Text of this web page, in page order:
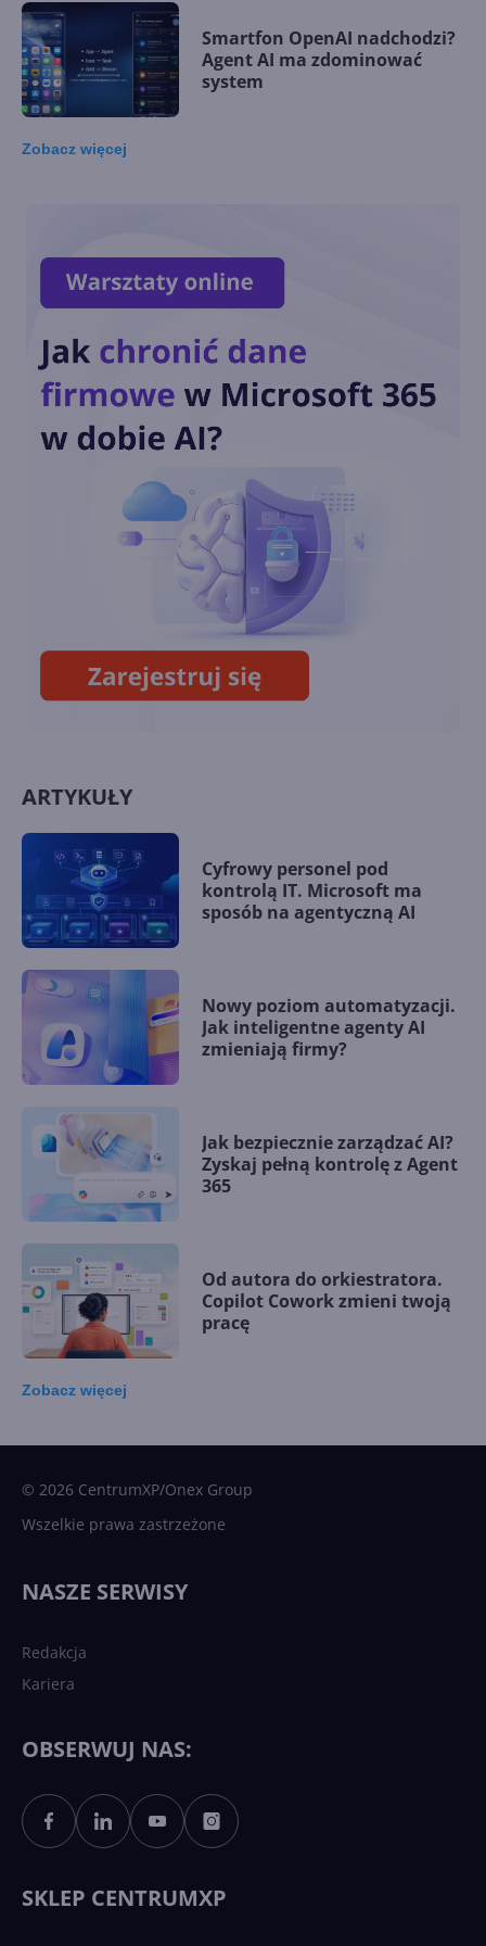
Smartfon OpenAI nadchodzi?
Agent AI ma zdominować
system
Generatywna AI na co
czwartym laptopie w 2024 r.
Kiedy zdominuje rynek?
Microsoft opatentował
8BitDo wypuści klawiaturę i
mysz w stylu retro Xboksa
Zobacz więcej
ARTYKUŁY
Cyfrowy personel pod
kontrolą IT. Microsoft ma
sposób na agentyczną AI
Nowy poziom automatyzacji.
Jak inteligentne agenty AI
zmieniają firmy?
Jak bezpiecznie zarządzać AI?
Zyskaj pełną kontrolę z Agent
365
Od autora do orkiestratora.
Copilot Cowork zmieni twoją
pracę
Sztuczna inteligencja po
polsku. Dość barier
Zobacz więcej
© 2026 CentrumXP/Onex Group
Wszelkie prawa zastrzeżone
NASZE SERWISY
Redakcja
Kariera
OBSERWUJ NAS:
SKLEP CENTRUMXP